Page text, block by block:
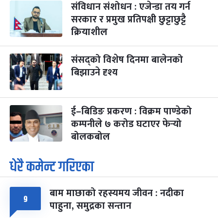
२५
बुध
भाइटीका
कार्तिक २५, २०८३-Nov 11, 2026
३ महिना बाँकी
२९
आइत
छठपर्व
कार्तिक २९, २०८३-Nov 15, 2026
१०
शुक्र
क्रिसमस डे
पौष १०, २०८३
१५
बुध
तमुल्होछार
पौष १५, २०८३- Dec 30, 2026
४ महिना बाँकी
२७ पृथ्वी जयन्ती
१
शुक्र
माघे सङ्क्रान्ति ५ महिना बाँकी
१६ सहिद दिवस
संविधान संशोधन : एजेन्डा तय गर्न
सरकार र प्रमुख प्रतिपक्षी छुट्टाछुट्टै
क्रियाशील
संसद्को विशेष दिनमा बालेनको
बिझाउने दृश्य
ई–बिडिङ प्रकरण : विक्रम पाण्डेको
कम्पनीले ७ करोड घटाएर फेर्‍यो
बोलकबोल
धेरै कमेन्ट गरिएका
९ बाम माछाको रहस्यमय जीवन : नदीका
पाहुना, समुद्रका सन्तान